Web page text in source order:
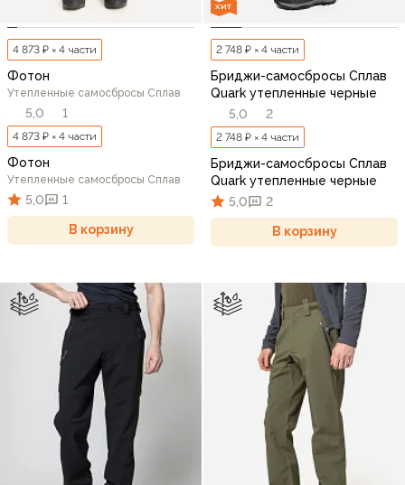
4 873 ₽ × 4 части
Фотон
Утепленные самосбросы Сплав
5,0 1
4 873 ₽ × 4 части
Фотон
Утепленные самосбросы Сплав
5,0 1
В корзину
ХИТ
2 748 ₽ × 4 части
Бриджи-самосбросы Сплав
Quark утепленные черные
5,0
2
2 748 ₽ × 4 части
Бриджи-самосбросы Сплав
Quark утепленные черные
5,0
2
В корзину